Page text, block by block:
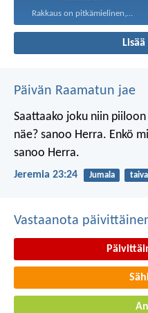
Rakkaus on pitkämielinen, rakkaus...
Päivän Raamatun jae
Saattaako joku niin
näe? sanoo Herra. Enkö
sanoo Herra.
Jeremia 23:24 Jumala
Vastaanota